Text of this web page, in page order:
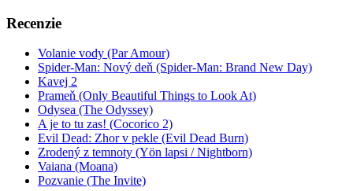
Recenzie
Volanie vody (Par Amour)
Spider-Man: Nový deň (Spider-Man: Brand New Day)
Kavej 2
Prameň (Only Beautiful Things to Look At)
Odysea (The Odyssey)
A je to tu zas! (Cocorico 2)
Evil Dead: Zhor v pekle (Evil Dead Burn)
Zrodený z temnoty (Yön lapsi / Nightborn)
Vaiana (Moana)
Pozvanie (The Invite)